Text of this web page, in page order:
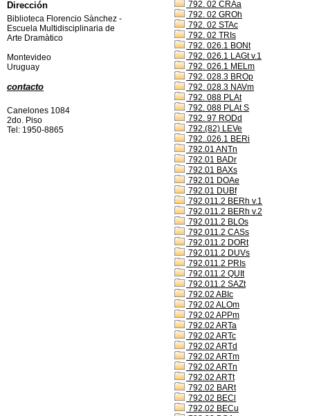
792. 02 CRAa
792. 02 GROh
792. 02 STAc
792. 02 TRIs
792. 026.1 BONt
792. 026.1 LAGt v.1
792. 026.1 MELm
792. 028.3 BROp
792. 028.3 NAVm
792. 088 PLAt
792. 088 PLAt S
792. 97 RODd
792.(82) LEVe
792..026.1 BERi
792.01 ANTn
792.01 BADr
792.01 BAXs
792.01 DOAe
792.01 DUBf
792.011.2 BERh v.1
792.011.2 BERh v.2
792.011.2 BLOs
792.011.2 CASs
792.011.2 DORt
792.011.2 DUVs
792.011.2 PRIs
792.011.2 QUIt
792.011.2 SAZt
792.02 ABIc
792.02 ALOm
792.02 APPm
792.02 ARTa
792.02 ARTc
792.02 ARTd
792.02 ARTm
792.02 ARTn
792.02 ARTt
792.02 BARt
792.02 BECl
792.02 BECu
Dirección
Biblioteca Florencio Sànchez -
Escuela Multidisciplinaria de
Arte Dramàtico
Montevideo
Uruguay
contacto
Canelones 1084
2do. Piso
Tel: 1950-8865